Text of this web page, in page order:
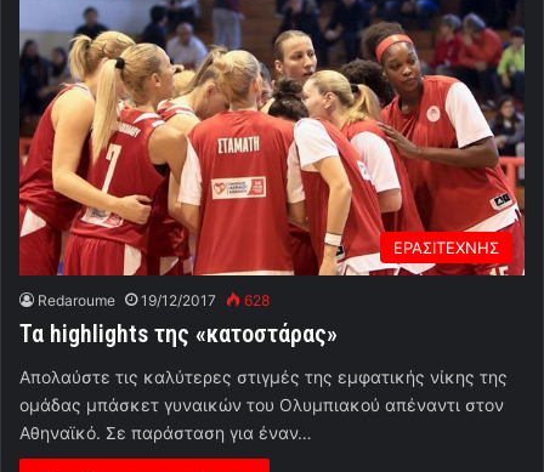
ΕΡΑΣΙΤΕΧΝΗΣ
Redaroume 19/12/2017 628
Τα highlights της «κατοστάρας»
Απολαύστε τις καλύτερες στιγμές της εμφατικής νίκης της
ομάδας μπάσκετ γυναικών του Ολυμπιακού απέναντι στον
Αθηναϊκό. Σε παράσταση για έναν…